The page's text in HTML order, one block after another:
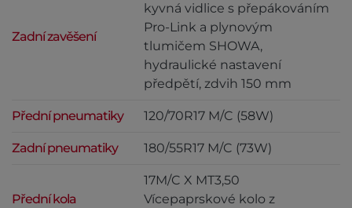
Zadní zavěšení
kyvná vidlice s přepákováním
Pro-Link a plynovým
tlumičem SHOWA,
hydraulické nastavení
předpětí, zdvih 150 mm
Přední pneumatiky 120/70R17 M/C (58W)
Zadní pneumatiky 180/55R17 M/C (73W)
Přední kola
17M/C X MT3,50
Vícepaprskové kolo z